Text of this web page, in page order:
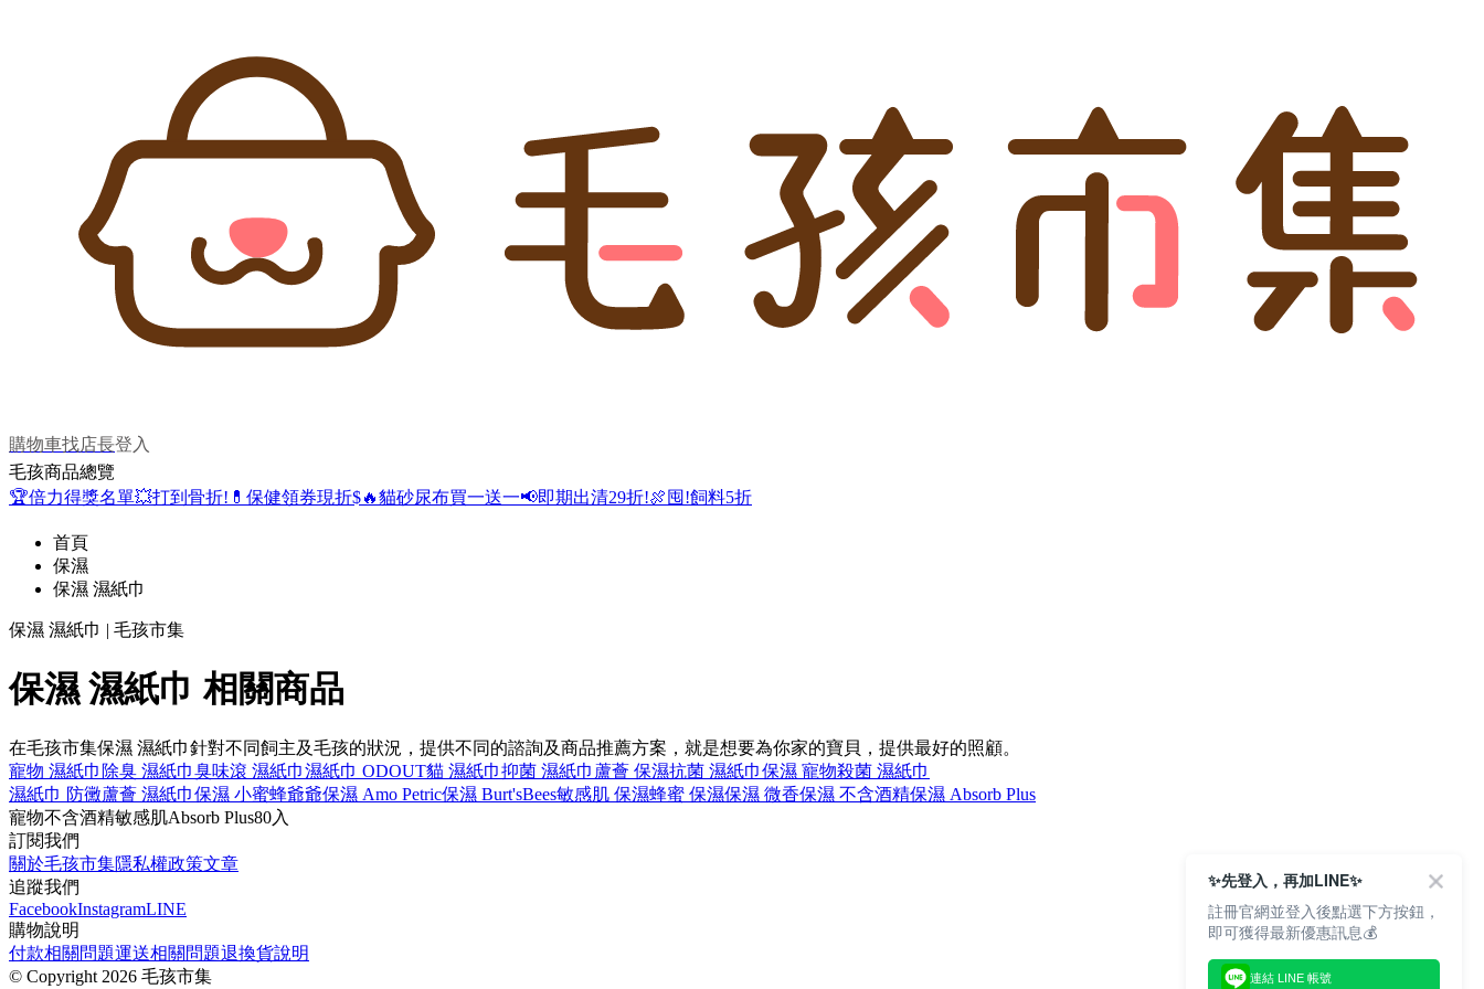
購物車找店長登入
毛孩商品總覽
🏆倍力得獎名單💥打到骨折! 💊保健領券現折$🔥貓砂尿布買一送一📢即期出清29折!🍖囤!飼料5折
首頁
保濕
保濕 濕紙巾
保濕 濕紙巾 | 毛孩市集
保濕 濕紙巾 相關商品
在毛孩市集保濕 濕紙巾針對不同飼主及毛孩的狀況，提供不同的諮詢及商品推薦方案，就是想要為你家的寶貝，提供最好的照顧。
寵物 濕紙巾 除臭 濕紙巾臭味滾 濕紙巾濕紙巾 ODOUT貓 濕紙巾抑菌 濕紙巾 蘆薈 保濕抗菌 濕紙巾保濕 寵物殺菌 濕紙巾
濕紙巾 防黴蘆薈 濕紙巾保濕 小蜜蜂爺爺保濕 Amo Petric保濕 Burt'sBees敏感肌 保濕蜂蜜 保濕保濕 微香保濕 不含酒精保濕 Absorb Plus
寵物不含酒精敏感肌Absorb Plus80入
訂閱我們
關於毛孩市集隱私權政策文章
追蹤我們
FacebookInstagramLINE
購物說明
付款相關問題運送相關問題退換貨說明
© Copyright 2026 毛孩市集
✨先登入，再加LINE✨
註冊官網並登入後點選下方按鈕，
即可獲得最新優惠訊息💰
連結 LINE 帳號